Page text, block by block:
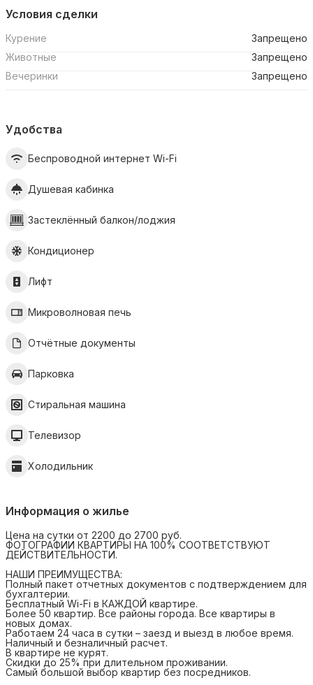
Условия сделки
Курение
Запрещено
Животные
Запрещено
Вечеринки
Запрещено
Удобства
Беспроводной интернет Wi-Fi
Душевая кабинка
Застеклённый балкон/лоджия
Кондиционер
Лифт
Микроволновая печь
Отчётные документы
Парковка
Стиральная машина
Телевизор
Холодильник
Информация о жилье
Цена на сутки от 2200 до 2700 руб.
ФОТОГРАФИИ КВАРТИРЫ НА 100% СООТВЕТСТВУЮТ
ДЕЙСТВИТЕЛЬНОСТИ.
НАШИ ПРЕИМУЩЕСТВА:
Полный пакет отчетных документов с подтверждением для
бухгалтерии.
Бесплатный Wi-Fi в КАЖДОЙ квартире.
Более 50 квартир. Все районы города. Все квартиры в
новых домах.
Работаем 24 часа в сутки – заезд и выезд в любое время.
Наличный и безналичный расчет.
В квартире не курят.
Скидки до 25% при длительном проживании.
Самый большой выбор квартир без посредников.